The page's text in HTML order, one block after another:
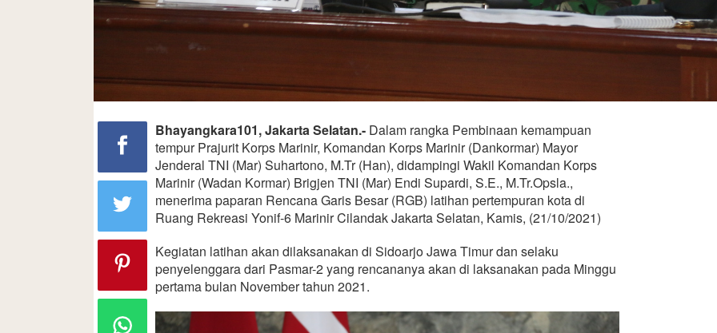
Bhayangkara101, Jakarta Selatan.- Dalam rangka Pembinaan kemampuan
tempur Prajurit Korps Marinir, Komandan Korps Marinir (Dankormar) Mayor
Jenderal TNI (Mar) Suhartono, M.Tr (Han), didampingi Wakil Komandan Korps
Marinir (Wadan Kormar) Brigjen TNI (Mar) Endi Supardi, S.E., M.Tr.Opsla.,
menerima paparan Rencana Garis Besar (RGB) latihan pertempuran kota di
Ruang Rekreasi Yonif-6 Marinir Cilandak Jakarta Selatan, Kamis, (21/10/2021)
Kegiatan latihan akan dilaksanakan di Sidoarjo Jawa Timur dan selaku
penyelenggara dari Pasmar-2 yang rencananya akan di laksanakan pada Minggu
pertama bulan November tahun 2021.